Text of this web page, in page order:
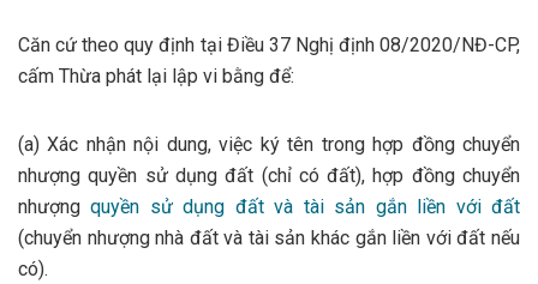
Căn cứ theo quy định tại Điều 37 Nghị định 08/2020/NĐ-CP,
cấm Thừa phát lại lập vi bằng để:
(a) Xác nhận nội dung, việc ký tên trong hợp đồng chuyển
nhượng quyền sử dụng đất (chỉ có đất), hợp đồng chuyển
nhượngquyền sử dụng đất và tài sản gắn liền với đất
(chuyển nhượng nhà đất và tài sản khác gắn liền với đất nếu
có).